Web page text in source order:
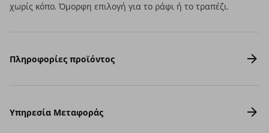
χωρίς κόπο. Όμορφη επιλογή για το ράφι ή το τραπέζι.
Πληροφορίες προϊόντος
Υπηρεσία Μεταφοράς